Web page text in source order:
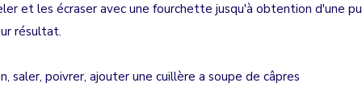
et les écraser avec une fourchette jusqu'à obtention d'une
résultat.
saler, poivrer, ajouter une cuillère a soupe de câpres